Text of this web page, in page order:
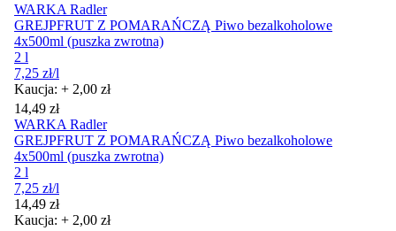
WARKA Radler
GREJPFRUT Z POMARAŃCZĄ Piwo bezalkoholowe
4x500ml (puszka zwrotna)
2 l
7,25 zł/l
Kaucja: + 2,00 zł
Cena
14,49 zł
WARKA Radler
GREJPFRUT Z POMARAŃCZĄ Piwo bezalkoholowe
4x500ml (puszka zwrotna)
2 l
7,25 zł/l
Cena
14,49 zł
Kaucja: + 2,00 zł